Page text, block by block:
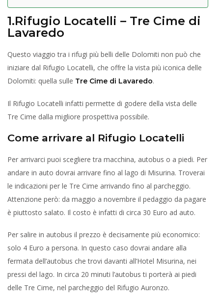
1.Rifugio Locatelli – Tre Cime di
Lavaredo
Questo viaggio tra i rifugi più belli delle Dolomiti non può che
iniziare dal Rifugio Locatelli, che offre la vista più iconica delle
Dolomiti: quella sulle Tre Cime di Lavaredo.
Il Rifugio Locatelli infatti permette di godere della vista delle
Tre Cime dalla migliore prospettiva possibile.
Come arrivare al Rifugio Locatelli
Per arrivarci puoi scegliere tra macchina, autobus o a piedi. Per
andare in auto dovrai arrivare fino al lago di Misurina. Troverai
le indicazioni per le Tre Cime arrivando fino al parcheggio.
Attenzione però: da maggio a novembre il pedaggio da pagare
è piuttosto salato. Il costo è infatti di circa 30 Euro ad auto.
Per salire in autobus il prezzo è decisamente più economico:
solo 4 Euro a persona. In questo caso dovrai andare alla
fermata dell’autobus che trovi davanti all’Hotel Misurina, nei
pressi del lago. In circa 20 minuti l’autobus ti porterà ai piedi
delle Tre Cime, nel parcheggio del Rifugio Auronzo.